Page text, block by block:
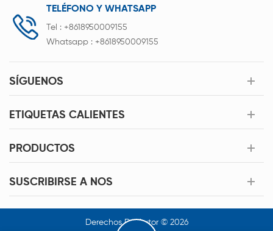
TELÉFONO Y WHATSAPP
Tel : +8618950009155
Whatsapp : +8618950009155
SÍGUENOS
ETIQUETAS CALIENTES
PRODUCTOS
SUSCRIBIRSE A NOS
Derechos De Autor © 2026